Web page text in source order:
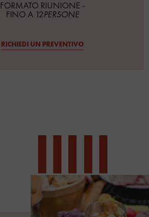
FORMATO RIUNIONE -
FINO A 12PERSONE
RICHIEDI UN PREVENTIVO